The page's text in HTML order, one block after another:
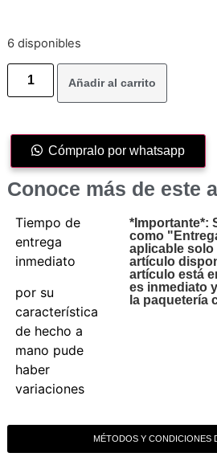
6 disponibles
Añadir al carrito
Cómpralo por whatsapp
Conoce más de este
Tiempo de
entrega
inmediato
por su
característica
de hecho a
mano pude
haber
variaciones
*Importante*:
como
aplicable solo
artículo
artículo está
es inmediato
la paquetería
MÉTODOS Y CONDICIONES